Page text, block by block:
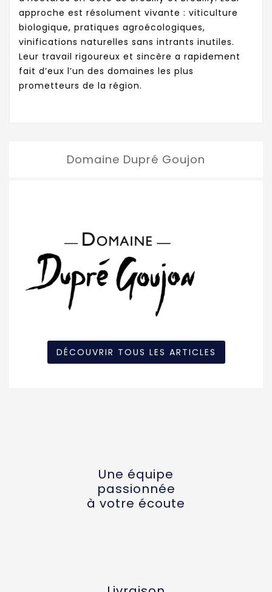
approche est résolument vivante : viticulture
biologique, pratiques agroécologiques,
vinifications naturelles sans intrants inutiles.
Leur travail rigoureux et sincère a rapidement
fait d’eux l’un des domaines les plus
prometteurs de la région.
Domaine Dupré Goujon
DÉCOUVRIR TOUS LES ARTICLES
Une équipe
passionnée
à votre écoute